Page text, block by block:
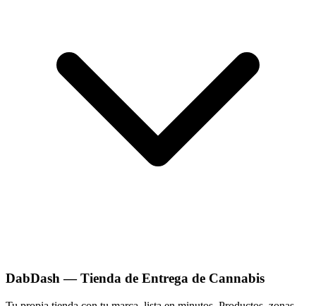
DabDash — Tienda de Entrega de Cannabis